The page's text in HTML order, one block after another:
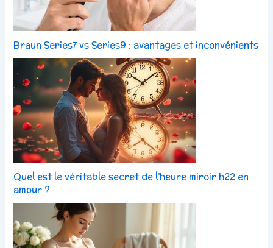
Braun Series7 vs Series9 : avantages et inconvénients
Quel est le véritable secret de l’heure miroir h22 en
amour ?